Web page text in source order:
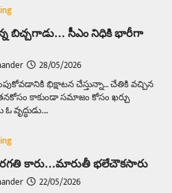
బిచ్చగాడు… సీఎం నిధికి భారీగా
28/05/2026
భిక్షాటన చేస్తున్నా… చేతికి వచ్చిన
కాకుండా సమాజం కోసం ఖర్చు
ఓ వృద్ధుడు.…
కారు…మారుతీ భలేచౌకసారు
22/05/2026